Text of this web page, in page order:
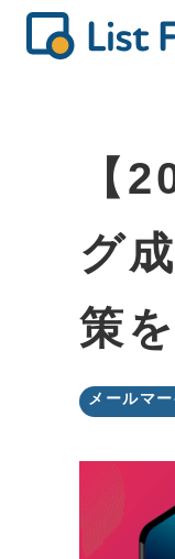
【
グ
策
メールマ